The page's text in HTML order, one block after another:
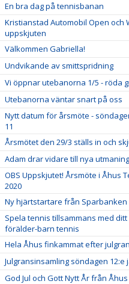
En bra dag på tennisbanan
Kristianstad Automobil Open och
uppskjuten
Välkommen Gabriella!
Undvikande av smittspridning
Vi öppnar utebanorna 1/5 - röda
Utebanorna väntar snart på oss
Nytt datum för årsmöte -
11
Årsmötet den 29/3 ställs in och
Adam drar vidare till nya
OBS Uppskjutet! Årsmöte i Åhus
2020
Ny hjärtstartare från Sparbanken
Spela tennis tillsammans med
förälder-barn tennis
Hela Åhus finkammat efter
Julgransinsamling söndagen 12:e
God Jul och Gott Nytt År från